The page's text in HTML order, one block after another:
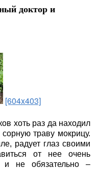
доктор и
[604x403]
хоть раз да находил
траву мокрицу.
радует глаз своими
от нее очень
и не обязательно –